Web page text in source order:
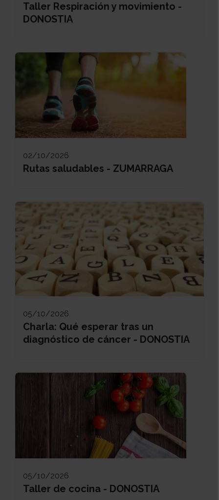
Taller Respiración y movimiento -
DONOSTIA
02/10/2026
Rutas saludables - ZUMARRAGA
05/10/2026
Charla: Qué esperar tras un
diagnóstico de cáncer - DONOSTIA
05/10/2026
Taller de cocina - DONOSTIA